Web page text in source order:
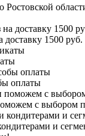
Ростовской
1500 руб.
оплаты
с выбором
и